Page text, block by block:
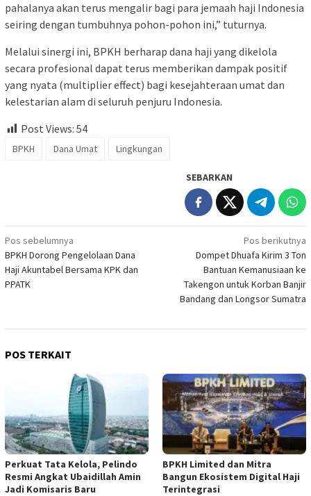
pahalanya akan terus mengalir bagi para jemaah haji Indonesia
seiring dengan tumbuhnya pohon-pohon ini,” tuturnya.
Melalui sinergi ini, BPKH berharap dana haji yang dikelola
secara profesional dapat terus memberikan dampak positif
yang nyata (multiplier effect) bagi kesejahteraan umat dan
kelestarian alam di seluruh penjuru Indonesia.
Post Views: 54
BPKH Dana Umat Lingkungan
SEBARKAN
Navigasi
pos
Pos sebelumnya
BPKH Dorong Pengelolaan Dana
Haji Akuntabel Bersama KPK dan
PPATK
Pos berikutnya
Dompet Dhuafa Kirim 3 Ton
Bantuan Kemanusiaan ke
Takengon untuk Korban Banjir
Bandang dan Longsor Sumatra
POS TERKAIT
​Perkuat Tata Kelola, Pelindo
Resmi Angkat Ubaidillah Amin
Jadi Komisaris Baru
BPKH Limited dan Mitra
Bangun Ekosistem Digital Haji
Terintegrasi